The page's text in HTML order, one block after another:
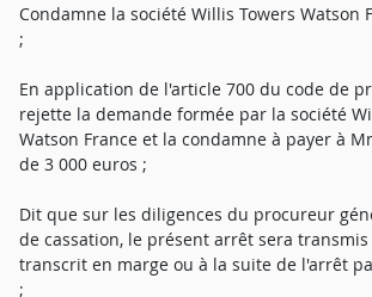
Condamne la société Willis Towers Watson
;
En application de l'article 700 du code de
rejette la demande formée par la société
Watson France et la condamne à payer à
de 3 000 euros ;
Dit que sur les diligences du procureur
de cassation, le présent arrêt sera
transcrit en marge ou à la suite de l'arrêt
;